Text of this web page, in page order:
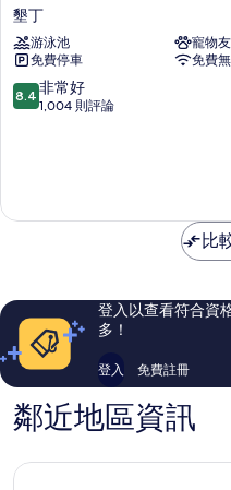
片
丁
福
華
渡
假
飯
墾丁
游泳池
寵物
免費停車
免費
8.4
分，
常
評
論
8.4 非常好
1,004 則評論
比
登入以查看符合資
多！
登入 免費註冊
鄰近地區資訊